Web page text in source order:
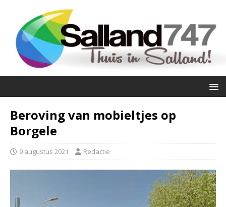
Beroving van mobieltjes op
Borgele
9 augustus 2021 Redactie